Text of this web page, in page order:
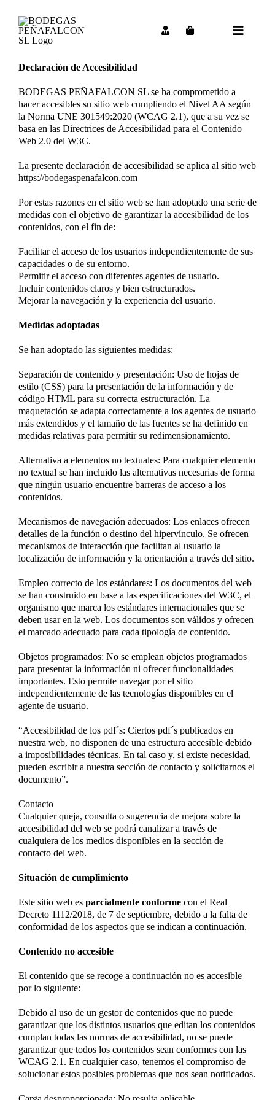
contenido
Toggle
Declaración de Accesibilidad
BODEGAS PEÑAFALCON SL se ha comprometido a
hacer accesibles su sitio web cumpliendo el Nivel AA según
la Norma UNE 301549:2020 (WCAG 2.1), que a su vez se
basa en las Directrices de Accesibilidad para el Contenido
Web 2.0 del W3C.
La presente declaración de accesibilidad se aplica al sitio web
https://bodegaspenafalcon.com
Por estas razones en el sitio web se han adoptado una serie de
medidas con el objetivo de garantizar la accesibilidad de los
contenidos, con el fin de:
Facilitar el acceso de los usuarios independientemente de sus
capacidades o de su entorno.
Permitir el acceso con diferentes agentes de usuario.
Incluir contenidos claros y bien estructurados.
Mejorar la navegación y la experiencia del usuario.
Medidas adoptadas
Se han adoptado las siguientes medidas:
Separación de contenido y presentación: Uso de hojas de
estilo (CSS) para la presentación de la información y de
código HTML para su correcta estructuración. La
maquetación se adapta correctamente a los agentes de usuario
más extendidos y el tamaño de las fuentes se ha definido en
medidas relativas para permitir su redimensionamiento.
Alternativa a elementos no textuales: Para cualquier elemento
no textual se han incluido las alternativas necesarias de forma
que ningún usuario encuentre barreras de acceso a los
contenidos.
Mecanismos de navegación adecuados: Los enlaces ofrecen
detalles de la función o destino del hipervínculo. Se ofrecen
mecanismos de interacción que facilitan al usuario la
localización de información y la orientación a través del sitio.
Empleo correcto de los estándares: Los documentos del web
se han construido en base a las especificaciones del W3C, el
organismo que marca los estándares internacionales que se
deben usar en la web. Los documentos son válidos y ofrecen
el marcado adecuado para cada tipología de contenido.
Objetos programados: No se emplean objetos programados
para presentar la información ni ofrecer funcionalidades
importantes. Esto permite navegar por el sitio
independientemente de las tecnologías disponibles en el
agente de usuario.
“Accesibilidad de los pdf´s: Ciertos pdf´s publicados en
nuestra web, no disponen de una estructura accesible debido
a imposibilidades técnicas. En tal caso y, si existe necesidad,
pueden escribir a nuestra sección de contacto y solicitarnos el
documento”.
Contacto
Cualquier queja, consulta o sugerencia de mejora sobre la
accesibilidad del web se podrá canalizar a través de
cualquiera de los medios disponibles en la sección de
contacto del web.
Situación de cumplimiento
Este sitio web es parcialmente conforme con el Real
Decreto 1112/2018, de 7 de septiembre, debido a la falta de
conformidad de los aspectos que se indican a continuación.
Contenido no accesible
El contenido que se recoge a continuación no es accesible
por lo siguiente:
Debido al uso de un gestor de contenidos que no puede
garantizar que los distintos usuarios que editan los contenidos
cumplan todas las normas de accesibilidad, no se puede
garantizar que todos los contenidos sean conformes con las
WCAG 2.1. En cualquier caso, tenemos el compromiso de
solucionar estos posibles problemas que nos sean notificados.